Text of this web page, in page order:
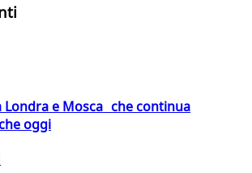
Londra e Mosca che continua
oggi